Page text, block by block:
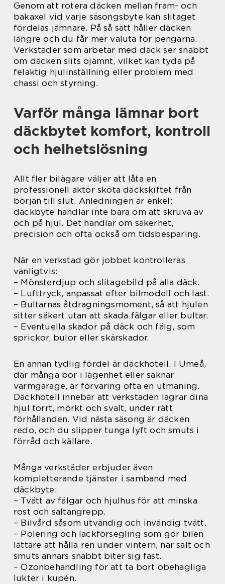
Genom att rotera däcken mellan fram- och
bakaxel vid varje säsongsbyte kan slitaget
fördelas jämnare. På så sätt håller däcken
längre och du får mer valuta för pengarna.
Verkstäder som arbetar med däck ser snabbt
om däcken slits ojämnt, vilket kan tyda på
felaktig hjulinställning eller problem med
chassi och styrning.
Varför många lämnar bort
däckbytet komfort, kontroll
och helhetslösning
Allt fler bilägare väljer att låta en
professionell aktör sköta däckskiftet från
början till slut. Anledningen är enkel:
däckbyte handlar inte bara om att skruva av
och på hjul. Det handlar om säkerhet,
precision och ofta också om tidsbesparing.
När en verkstad gör jobbet kontrolleras
vanligtvis:
– Mönsterdjup och slitagebild på alla däck.
– Lufttryck, anpassat efter bilmodell och last.
– Bultarnas åtdragningsmoment, så att hjulen
sitter säkert utan att skada fälgar eller bultar.
– Eventuella skador på däck och fälg, som
sprickor, bulor eller skärskador.
En annan tydlig fördel är däckhotell. I Umeå,
där många bor i lägenhet eller saknar
varmgarage, är förvaring ofta en utmaning.
Däckhotell innebär att verkstaden lagrar dina
hjul torrt, mörkt och svalt, under rätt
förhållanden. Vid nästa säsong är däcken
redo, och du slipper tunga lyft och smuts i
förråd och källare.
Många verkstäder erbjuder även
kompletterande tjänster i samband med
däckbyte:
– Tvätt av fälgar och hjulhus för att minska
rost och saltangrepp.
– Bilvård såsom utvändig och invändig tvätt.
– Polering och lackförsegling som gör bilen
lättare att hålla ren under vintern, när salt och
smuts annars snabbt biter sig fast.
– Ozonbehandling för att ta bort obehagliga
lukter i kupén.